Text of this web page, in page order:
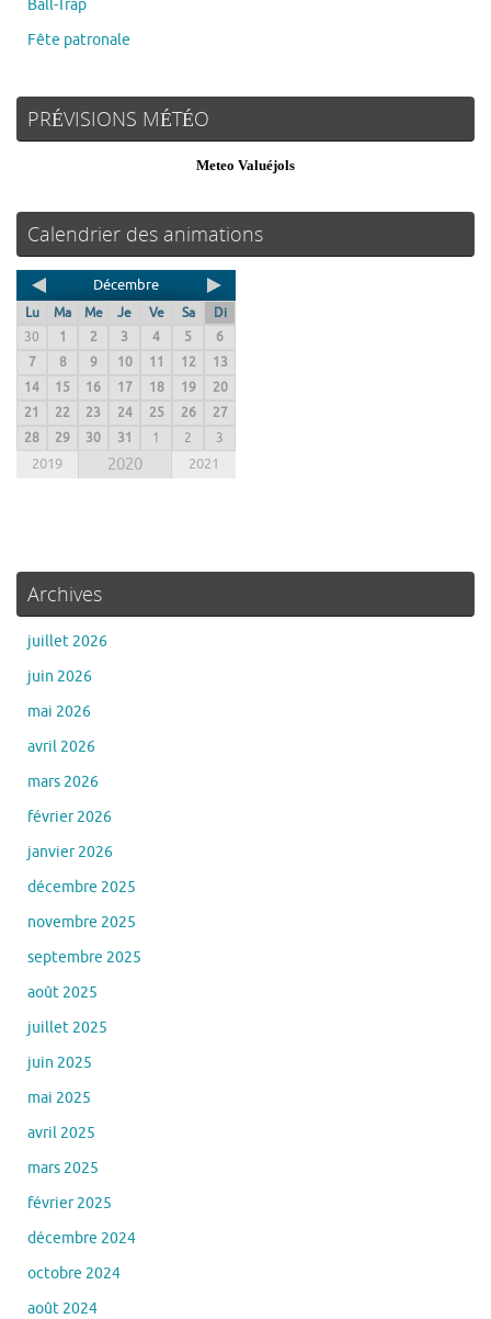
Ball-Trap
Fête patronale
PRÉVISIONS MÉTÉO
Meteo Valuéjols
Calendrier des animations
Décembre
Lu Ma Me Je Ve Sa
Di
30
1 2 3 4 5
6
7
8 9 10 11 12
13
14
15 16 17 18 19
20
21
22 23 24 25 26
27
28
29 30 31 1 2 3
2019 2020 2021
Archives
juillet 2026
juin 2026
mai 2026
avril 2026
mars 2026
février 2026
janvier 2026
décembre 2025
novembre 2025
septembre 2025
août 2025
juillet 2025
juin 2025
mai 2025
avril 2025
mars 2025
février 2025
décembre 2024
octobre 2024
août 2024